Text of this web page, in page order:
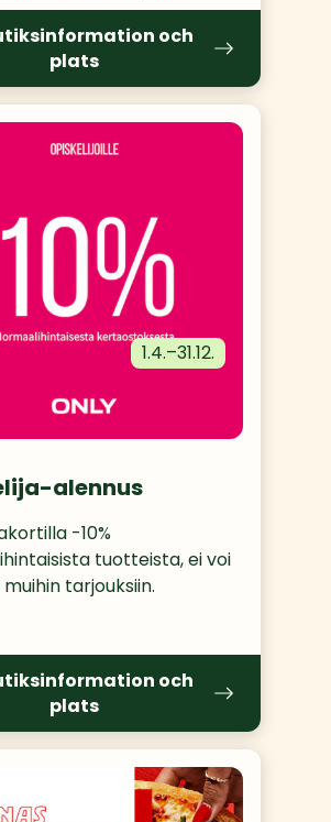
och
plats
1.4.–31.12.
alennus
-10%
tuotteista, ei voi
tarjouksiin.
och
plats